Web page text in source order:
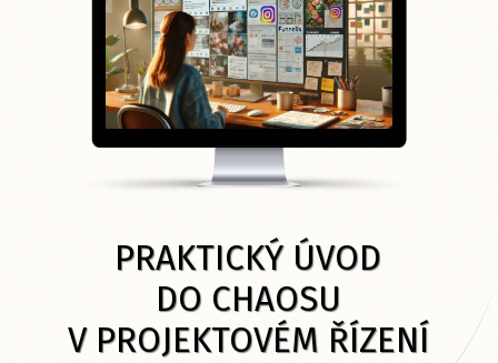
PRAKTICKÝ ÚVOD
DO CHAOSU
V PROJEKTOVÉM ŘÍZENÍ